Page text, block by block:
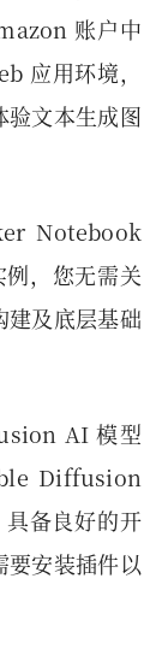
账户中
应用环境，
验文本生成图
Notebook
，您无需关
建及底层基础
AI 模型
Diffusion
备良好的开
要安装插件以